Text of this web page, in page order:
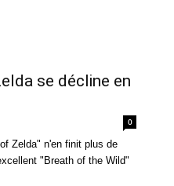
se décline en
0
Zelda" n'en finit plus de
"Breath of the Wild"